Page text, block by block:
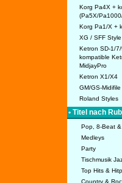
Korg Pa4X +
(Pa5X/
Korg Pa1/X +
XG / SFF Style
Ketron SD-1/
kompatible
MidjayPro
Ketron X1/X4
GM/GS-Midifile
Roland Styles
• Titel nach
Pop, 8-Beat
Medleys
Party
Tischmusik
Top Hits &
Country &